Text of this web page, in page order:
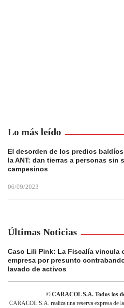
Lo más leído
El desorden de los predios
la ANT: dan tierras a personas sin
campesinos
06/09/2023
Últimas Noticias
Caso Lili Pink: La Fiscalía vincula
empresa por presunto
lavado de activos
© CARACOL S.A. Todos los
CARACOL S.A. realiza una reserva expresa de